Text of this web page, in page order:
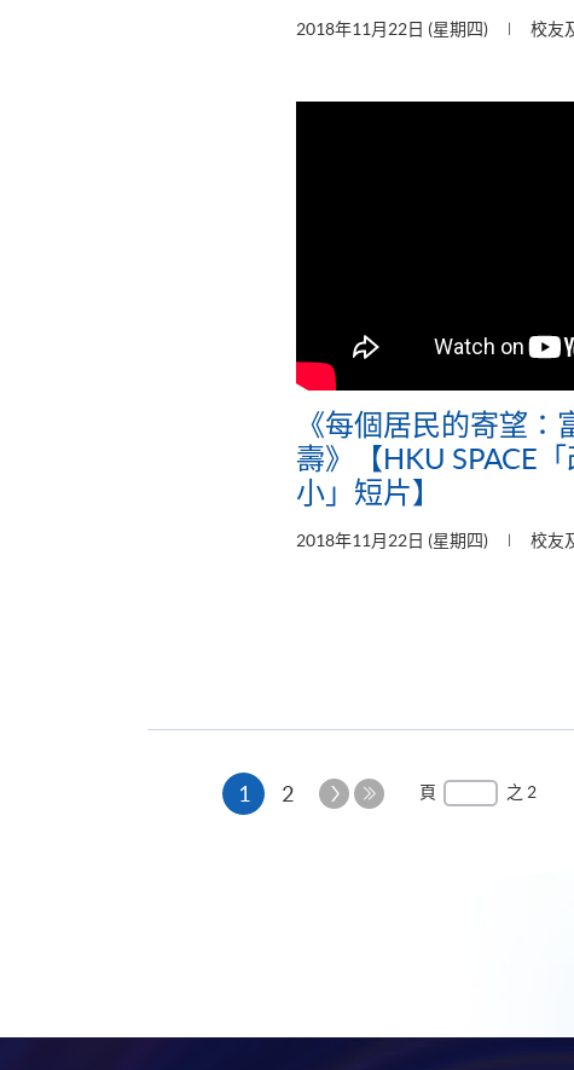
2018年11月22日 (星期四) 校友
《每個居民的寄望：
壽》【HKU SPACE
小」短片】
2018年11月22日 (星期四) 校友
1 本
2
下
頁 之 2